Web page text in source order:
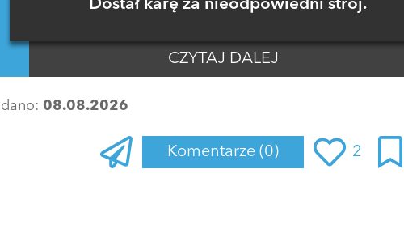
Dostał karę za nieodpowiedni strój.
CZYTAJ DALEJ
08.08.2026
Komentarze (0) 2